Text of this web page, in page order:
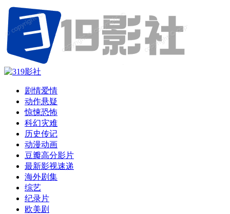
剧情爱情
动作悬疑
惊悚恐怖
科幻灾难
历史传记
动漫动画
豆瓣高分影片
最新影视速递
海外剧集
综艺
纪录片
欧美剧